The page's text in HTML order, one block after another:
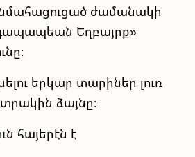
ժամանակի
Եղբայրք»
երկար տարիներ լուռ
ձայնը։
հայերէն է